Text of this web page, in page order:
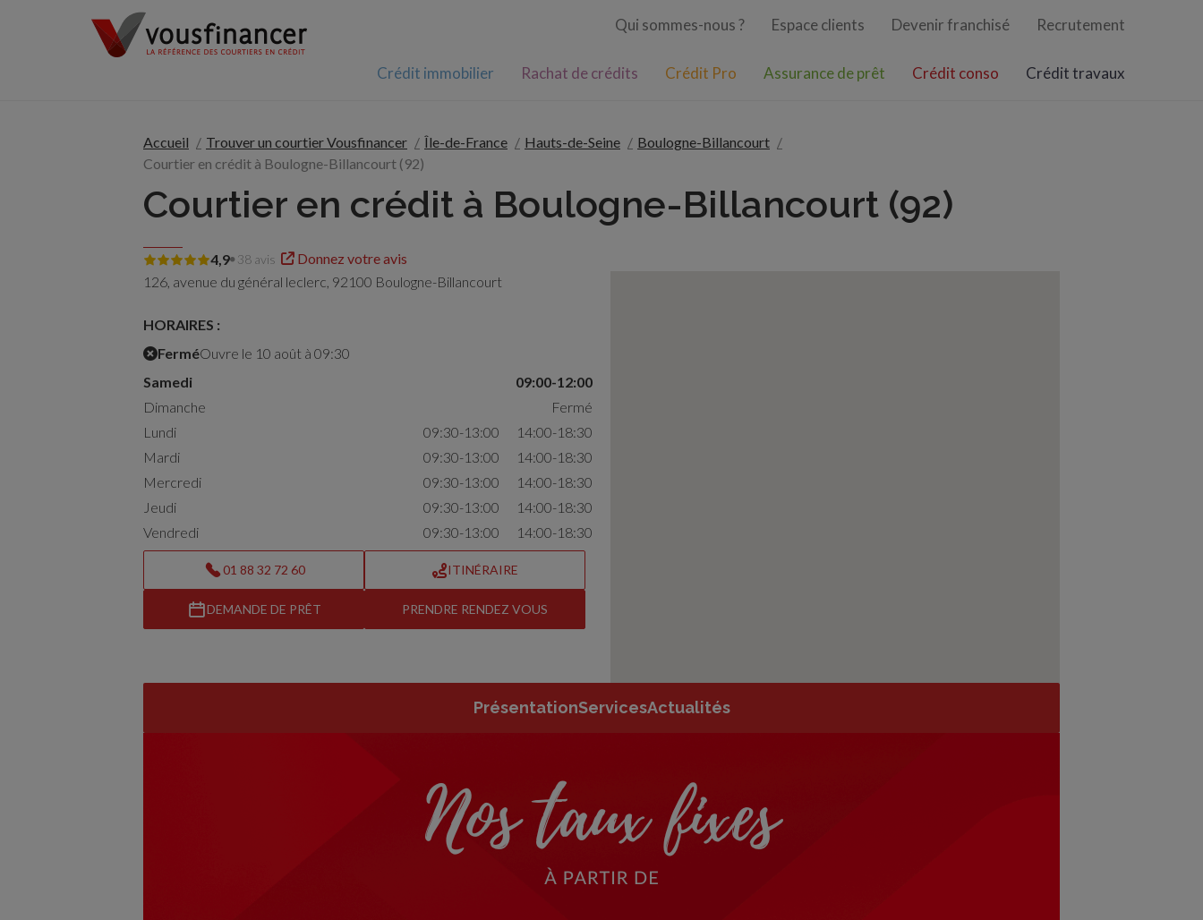
Recrutement
Devenir franchisé
Espace clients
Qui sommes-nous ?
Crédit immobilier Rachat de crédits Crédit Pro Assurance de prêt Crédit conso Crédit travaux
Accueil Trouver un courtier Vousfinancer Île-de-France Hauts-de-Seine
Boulogne-Billancourt
Courtier en crédit à Boulogne-Billancourt (92)
Courtier en crédit à Boulogne-Billancourt (92)
4,9 38 avis
Donnez votre avis
126, avenue du général leclerc, 92100 Boulogne-Billancourt
HORAIRES :
FerméOuvre le 10 août à 09:30
Samedi
09:00-12:00
Dimanche
Fermé
Lundi
09:30-13:00
14:00-18:30
Mardi
09:30-13:00
14:00-18:30
Mercredi
09:30-13:00
14:00-18:30
Jeudi
09:30-13:00
14:00-18:30
Vendredi
09:30-13:00 14:00-18:30
01 88 32 72 60 ITINÉRAIRE
DEMANDE DE PRÊT PRENDRE RENDEZ VOUS
PrésentationServicesActualités